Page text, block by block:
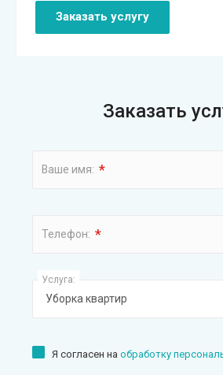
Заказать услугу
Заказать
Ваше имя: *
Телефон: *
Услуга:
Я согласен на обработку